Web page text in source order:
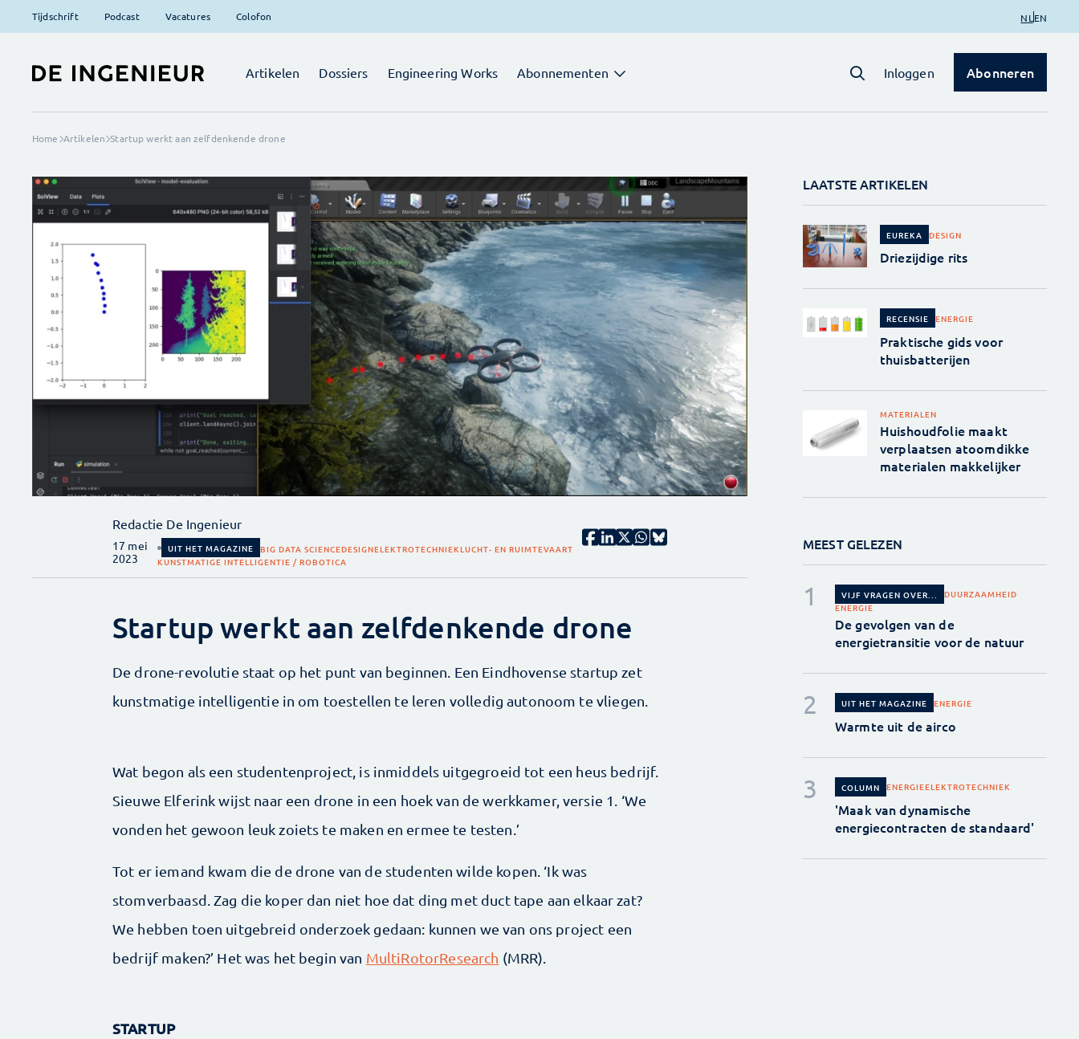
Tijdschrift Podcast Vacatures Colofon NL EN
Artikelen Dossiers Engineering Works Abonnementen Inloggen Abonneren
Home Artikelen Startup werkt aan zelfdenkende drone
Redactie De Ingenieur
17 mei
2023
UIT HET MAGAZINE BIG DATA SCIENCEDESIGNELEKTROTECHNIEKLUCHT- EN RUIMTEVAART
KUNSTMATIGE INTELLIGENTIE / ROBOTICA
Startup werkt aan zelfdenkende drone
De drone-revolutie staat op het punt van beginnen. Een Eindhovense startup zet
kunstmatige intelligentie in om toestellen te leren volledig autonoom te vliegen.
Wat begon als een studentenproject, is inmiddels uitgegroeid tot een heus bedrijf.
Sieuwe Elferink wijst naar een drone in een hoek van de werkkamer, versie 1. ‘We
vonden het gewoon leuk zoiets te maken en ermee te testen.’
Tot er iemand kwam die de drone van de studenten wilde kopen. ‘Ik was
stomverbaasd. Zag die koper dan niet hoe dat ding met duct tape aan elkaar zat?
We hebben toen uitgebreid onderzoek gedaan: kunnen we van ons project een
bedrijf maken?’ Het was het begin van MultiRotorResearch (MRR).
STARTUP
LAATSTE ARTIKELEN
EUREKA DESIGN
Driezijdige rits
RECENSIE ENERGIE
Praktische gids voor
thuisbatterijen
MATERIALEN
Huishoudfolie maakt
verplaatsen atoomdikke
materialen makkelijker
MEEST GELEZEN
VIJF VRAGEN OVER...
DUURZAAMHEID
ENERGIE
De gevolgen van de
energietransitie voor de natuur
UIT HET MAGAZINE ENERGIE
Warmte uit de airco
COLUMN ENERGIEELEKTROTECHNIEK
'Maak van dynamische
energiecontracten de standaard'